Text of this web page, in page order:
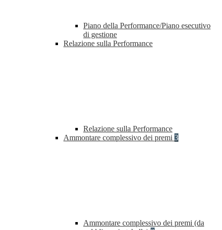
Piano della Performance/Piano esecutivo
di gestione
Relazione sulla Performance
Relazione sulla Performance
Ammontare complessivo dei premi 3
Ammontare complessivo dei premi (da